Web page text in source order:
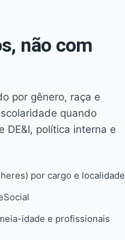
não com
por gênero, raça e
quando
DE&I, política interna e
por cargo e localidade
idade e profissionais